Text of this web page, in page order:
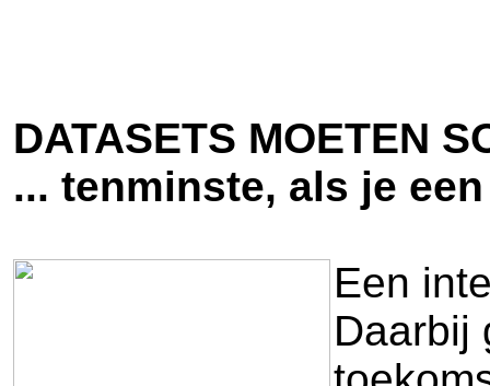
DATASETS MOETEN
... tenminste, als je
Een
Daarbij